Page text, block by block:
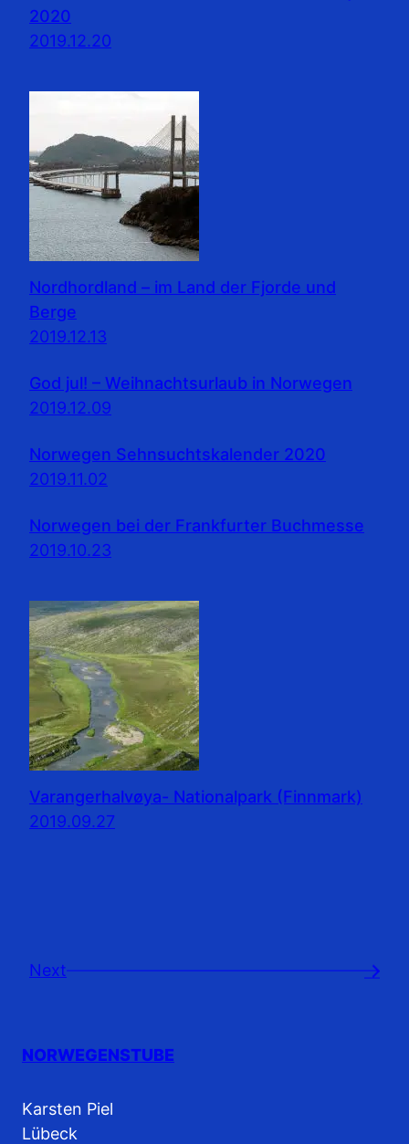
2020
2019.12.20
Nordhordland – im Land der Fjorde und
Berge
2019.12.13
God jul! – Weihnachtsurlaub in Norwegen
2019.12.09
Norwegen Sehnsuchtskalender 2020
2019.11.02
Norwegen bei der Frankfurter Buchmesse
2019.10.23
Varangerhalvøya- Nationalpark (Finnmark)
2019.09.27
Next →
NORWEGENSTUBE
Karsten Piel
Lübeck